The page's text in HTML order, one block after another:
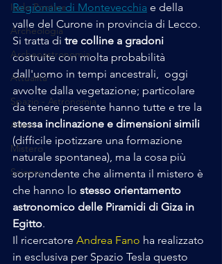
Isole Pontine
Archeologia
Archeoastronomia
Attualità
Spazio - Astronomia
Alieni
Mistero
Scienza
Regionale di Montevecchia e della
valle del Curone in provincia di Lecco.
Si tratta di tre colline a gradoni
costruite con molta probabilità
dall'uomo in tempi ancestrali,  oggi
avvolte dalla vegetazione; particolare
da tenere presente hanno tutte e tre la
stessa inclinazione e dimensioni simili
(difficile ipotizzare una formazione
naturale spontanea), ma la cosa più
sorprendente che alimenta il mistero è
che hanno lo stesso orientamento
astronomico delle Piramidi di Giza in
Egitto.
Il ricercatore Andrea Fano ha realizzato
in esclusiva per Spazio Tesla questo